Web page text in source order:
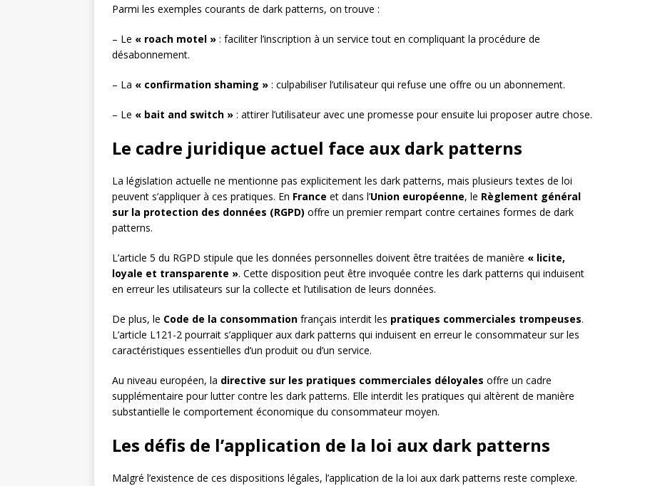
Parmi les exemples courants de dark patterns, on trouve :
– Le « roach motel » : faciliter l’inscription à un service tout en compliquant la procédure de
désabonnement.
– La « confirmation shaming » : culpabiliser l’utilisateur qui refuse une offre ou un abonnement.
– Le « bait and switch » : attirer l’utilisateur avec une promesse pour ensuite lui proposer autre chose.
Le cadre juridique actuel face aux dark patterns
La législation actuelle ne mentionne pas explicitement les dark patterns, mais plusieurs textes de loi
peuvent s’appliquer à ces pratiques. En France et dans l’Union européenne, le Règlement général
sur la protection des données (RGPD) offre un premier rempart contre certaines formes de dark
patterns.
L’article 5 du RGPD stipule que les données personnelles doivent être traitées de manière « licite,
loyale et transparente ». Cette disposition peut être invoquée contre les dark patterns qui induisent
en erreur les utilisateurs sur la collecte et l’utilisation de leurs données.
De plus, le Code de la consommation français interdit les pratiques commerciales trompeuses.
L’article L121-2 pourrait s’appliquer aux dark patterns qui induisent en erreur le consommateur sur les
caractéristiques essentielles d’un produit ou d’un service.
Au niveau européen, la directive sur les pratiques commerciales déloyales offre un cadre
supplémentaire pour lutter contre les dark patterns. Elle interdit les pratiques qui altèrent de manière
substantielle le comportement économique du consommateur moyen.
Les défis de l’application de la loi aux dark patterns
Malgré l’existence de ces dispositions légales, l’application de la loi aux dark patterns reste complexe.